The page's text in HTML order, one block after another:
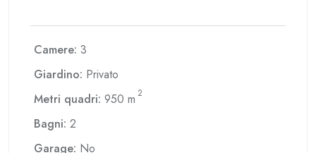
Camere: 3
Giardino: Privato
Metri quadri: 950 m 2
Bagni: 2
Garage: No